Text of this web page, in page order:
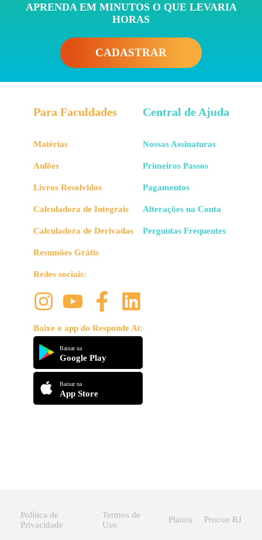
APRENDA EM MINUTOS O QUE LEVARIA
HORAS
CADASTRAR
Para Faculdades
Matérias
Aulões
Livros Resolvidos
Calculadora de Integrais
Calculadora de Derivadas
Resumões Grátis
Redes sociais:
Baixe o app do Responde Aí:
Baixar na
Google Play
Baixar na
App Store
Central de Ajuda
Nossas Assinaturas
Primeiros Passos
Pagamentos
Alterações na Conta
Perguntas Frequentes
Política de
Privacidade
Termos de
Uso
Planos Procon RJ